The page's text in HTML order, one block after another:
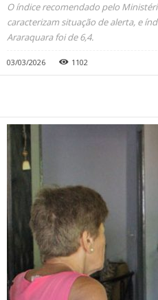
O índice recomendado pelo
caracterizam situação de alerta, e
Araraquara foi de 6,4.
03/03/2026 1102